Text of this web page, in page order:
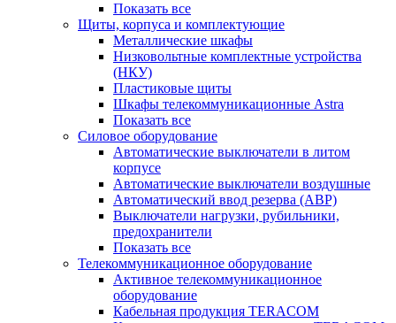
Показать все
Щиты, корпуса и комплектующие
Металлические шкафы
Низковольтные комплектные устройства
(НКУ)
Пластиковые щиты
Шкафы телекоммуникационные Astra
Показать все
Силовое оборудование
Автоматические выключатели в литом
корпусе
Автоматические выключатели воздушные
Автоматический ввод резерва (АВР)
Выключатели нагрузки, рубильники,
предохранители
Показать все
Телекоммуникационное оборудование
Активное телекоммуникационное
оборудование
Кабельная продукция TERACOM